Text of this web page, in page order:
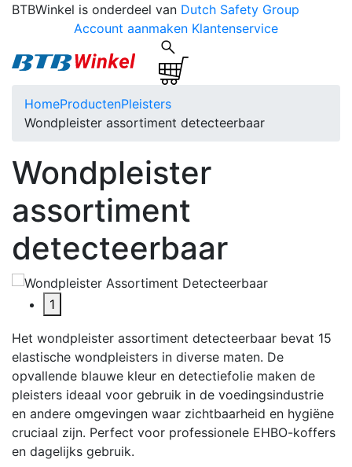
BTBWinkel is onderdeel van Dutch Safety Group
Account aanmaken Klantenservice
HomeProductenPleisters
Wondpleister assortiment detecteerbaar
Wondpleister
assortiment
detecteerbaar
1
Het wondpleister assortiment detecteerbaar bevat 15
elastische wondpleisters in diverse maten. De
opvallende blauwe kleur en detectiefolie maken de
pleisters ideaal voor gebruik in de voedingsindustrie
en andere omgevingen waar zichtbaarheid en hygiëne
cruciaal zijn. Perfect voor professionele EHBO-koffers
en dagelijks gebruik.